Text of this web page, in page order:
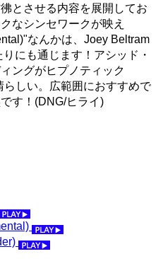
とさせる内容を展開してお
なシンセワークが映え
なんかは、Joey Beltram
にも通じます！アシッド・
ングがヒプノティック
しい。広範囲におすすめで
す！(DNG/ヒライ)